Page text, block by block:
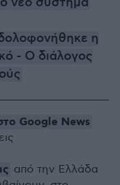
η
- Ο διάλογος
Google News
από την Ελλάδα